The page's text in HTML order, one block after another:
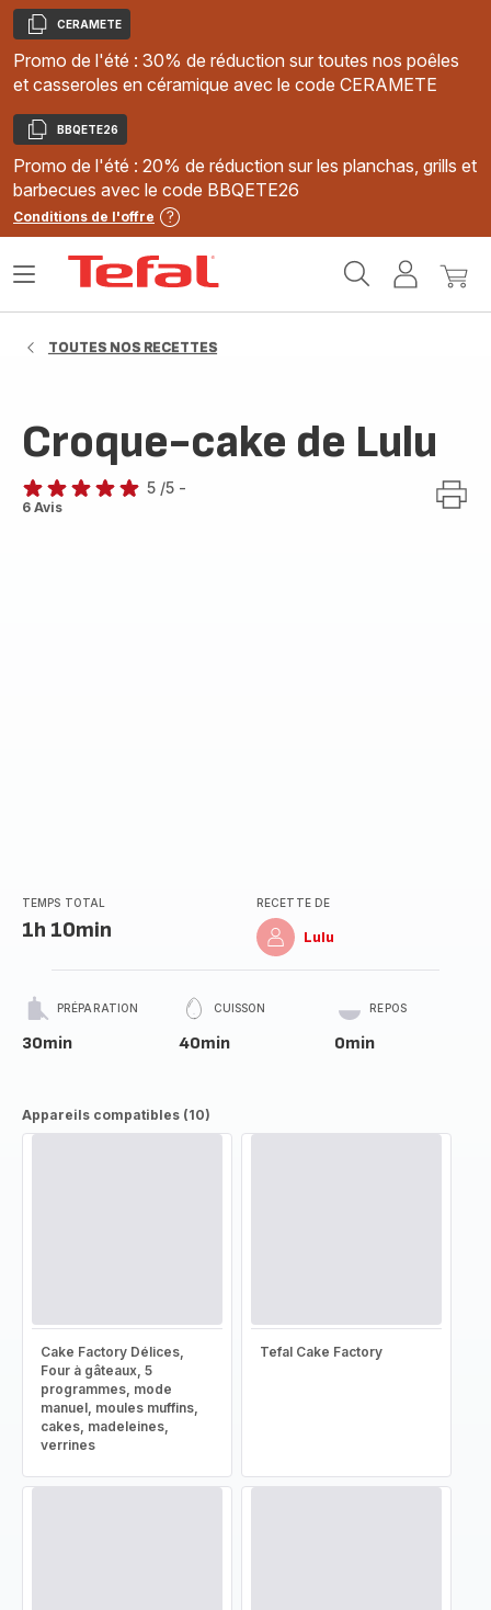
Copier
CERAMETE
Promo de l'été : 30% de réduction sur toutes nos poêles
et casseroles en céramique avec le code CERAMETE
Copier
BBQETE26
Promo de l'été : 20% de réduction sur les planchas, grills et
barbecues avec le code BBQETE26
Conditions de l'offre
MonMon
Ouvrir
TOUTES NOS RECETTES
Croque-cake de Lulu
Avis
5 /5 -
6 Avis
TEMPS TOTAL
1h 10min
RECETTE DE
Lulu
PRÉPARATION
30min
CUISSON
40min
REPOS
0min
Appareils compatibles (10)
Cake Factory Délices,
Four à gâteaux, 5
programmes, mode
manuel, moules muffins,
cakes, madeleines,
verrines
Tefal Cake Factory